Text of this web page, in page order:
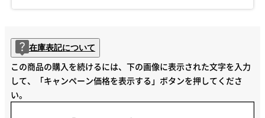
在庫表記について
この商品の購入を続けるには、下の画像に表示された文字を入力
して、「キャンペーン価格を表示する」ボタンを押してくださ
い。